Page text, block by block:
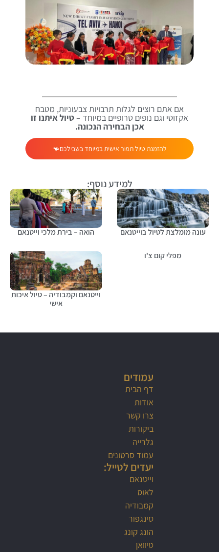
אם אתם רוצים לגלות תרבויות צבעוניות, מטבח
אקזוטי וגם נופים טרופיים במיוחד –טיול איתנו זו
אכן הבחירה הנכונה.
להזמנת טיול תפור אישית במיוחד בשבילכם
למידע נוסף:
עונה מומלצת לטיול בוייטנאם הואה – בירת מלכי וייטנאם
מפלי קום צ'ו
וייטנאם וקמבודיה – טיול איכות
אישי
עמודים
דף הבית
אודות
צרו קשר
ביקורות
גלרייה
עמוד סרטונים
יעדים לטייל:
וייטנאם
לאוס
קמבודיה
סינגפור
הונג קונג
טיוואן